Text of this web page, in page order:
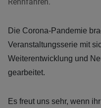
Die Corona-Pandemie
Veranstaltungsserie mit
Weiterentwicklung und
gearbeitet.
Es freut uns sehr, wenn